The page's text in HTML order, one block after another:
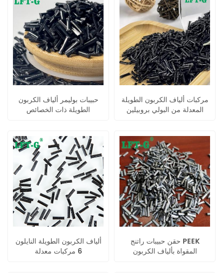
حبيبات بوليمر ألياف الكربون
الطويلة ذات الخصائص
مركبات ألياف الكربون الطويلة
المعدلة من البولي بروبيلين
ألياف الكربون الطويلة النايلون
6 مركبات معدلة
حقن حبيبات راتنج PEEK
المقواة بألياف الكربون